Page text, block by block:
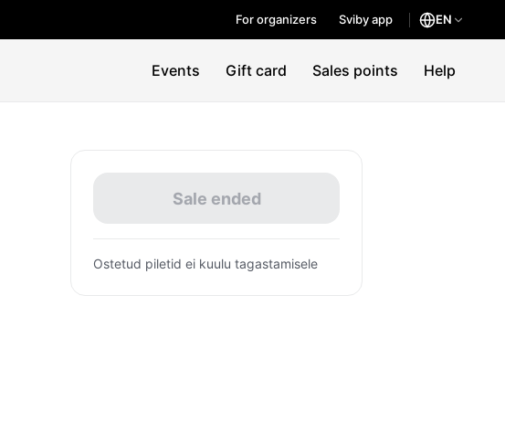
For organizers Sviby app EN
Events Gift card Sales points Help
Sale ended
Ostetud piletid ei kuulu tagastamisele